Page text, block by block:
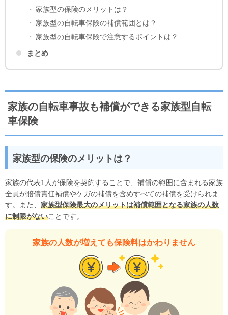
家族型の保険のメリットは？
家族型の自転車保険の補償範囲とは？
家族型の自転車保険で注意するポイントは？
まとめ
家族の自転車事故も補償ができる家族型自転
車保険
家族型の保険のメリットは？
家族の代表1人が保険を契約することで、補償の範囲に含まれる家族
全員が賠償責任補償やケガの補償を含めすべての補償を受けられま
す。また、 家族型保険最大のメリットは補償範囲となる家族の人数
に制限がないことです。
家族の人数が増えても保険料はかわりません